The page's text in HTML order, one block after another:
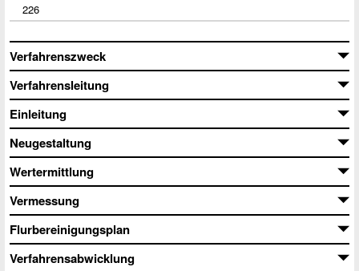
226
Verfahrenszweck
Verfahrensleitung
Einleitung
Neugestaltung
Wertermittlung
Vermessung
Flurbereinigungsplan
Verfahrensabwicklung